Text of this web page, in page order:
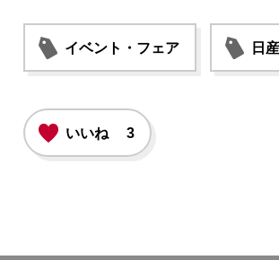
イベント・フェア 日
いいね 3